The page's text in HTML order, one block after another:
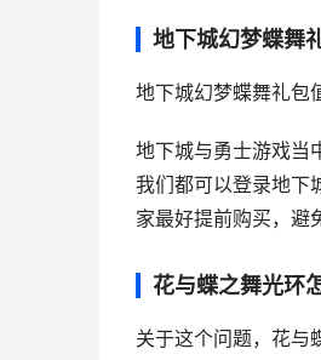
地下城幻梦蝶舞
地下城幻梦蝶舞礼包
地下城与勇士游戏当
我们都可以登录地下
家最好提前购买，避
花与蝶之舞光环
关于这个问题，花与